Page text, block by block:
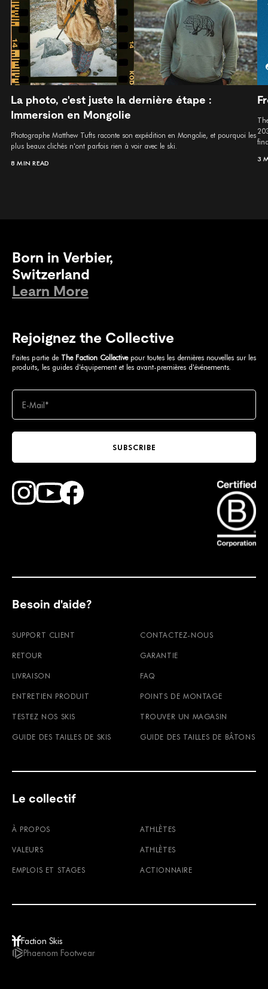
La photo, c'est juste la dernière étape :
Immersion en Mongolie
Photographe Matthew Tufts raconte son expédition en Mongolie, et pourquoi les
plus beaux clichés n'ont parfois rien à voir avec le ski.
8 MIN READ 3
Born in Verbier,
Switzerland
Learn More
Rejoignez the Collective
Faites partie de The Faction Collectivepour toutes les dernières nouvelles sur les
produits, les guides d'équipement et les avant-premières d'événements.
SUBSCRIBE
Find Faction Skis on Youtube
Besoin d'aide?
SUPPORT CLIENT CONTACTEZ-NOUS
RETOUR GARANTIE
LIVRAISON FAQ
ENTRETIEN PRODUIT POINTS DE MONTAGE
TESTEZ NOS SKIS TROUVER UN MAGASIN
GUIDE DES TAILLES DE SKIS GUIDE DES TAILLES DE BÂTONS
Le collectif
À PROPOS ATHLÈTES
VALEURS ATHLÈTES
EMPLOIS ET STAGES ACTIONNAIRE
Faction Skis
Phaenom Footwear